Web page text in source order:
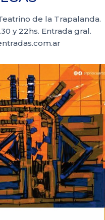
de la Trapalanda.
y 22hs. Entrada gral.